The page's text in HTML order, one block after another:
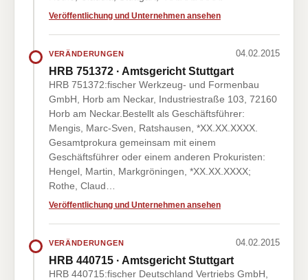
Veröffentlichung und Unternehmen ansehen
VERÄNDERUNGEN 04.02.2015
HRB 751372 · Amtsgericht Stuttgart
HRB 751372:fischer Werkzeug- und Formenbau
GmbH, Horb am Neckar, Industriestraße 103, 72160
Horb am Neckar.Bestellt als Geschäftsführer:
Mengis, Marc-Sven, Ratshausen, *XX.XX.XXXX.
Gesamtprokura gemeinsam mit einem
Geschäftsführer oder einem anderen Prokuristen:
Hengel, Martin, Markgröningen, *XX.XX.XXXX;
Rothe, Claud…
Veröffentlichung und Unternehmen ansehen
VERÄNDERUNGEN 04.02.2015
HRB 440715 · Amtsgericht Stuttgart
HRB 440715:fischer Deutschland Vertriebs GmbH,